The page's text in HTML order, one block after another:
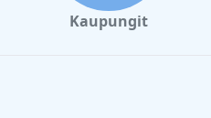
Kaupungit